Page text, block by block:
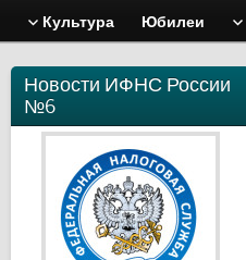
Культура Юбилеи
Новости ИФНС России
№6